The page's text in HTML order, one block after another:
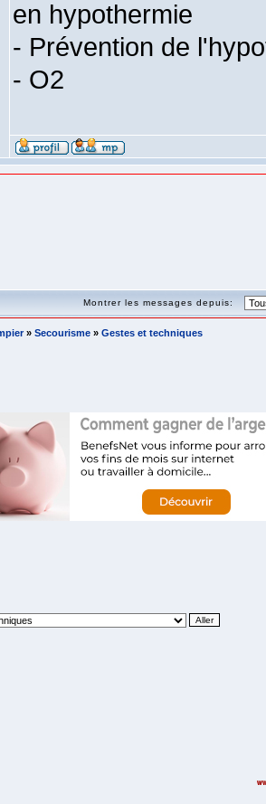
en hypothermie
- Prévention de
- O2
Montrer les messages depuis:
» Secourisme » Gestes et techniques